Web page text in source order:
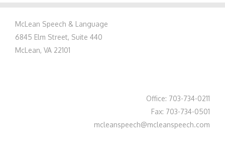
McLean Speech & Language
6845 Elm Street, Suite 440
McLean, VA 22101
Office: 703-734-0211
Fax: 703-734-0501
mcleanspeech@mcleanspeech.com